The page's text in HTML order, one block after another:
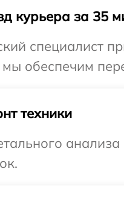
курьера за 35
специалист
обеспечим
техники